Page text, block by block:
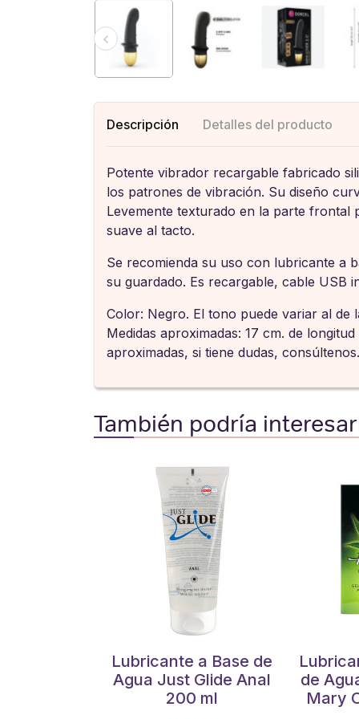
Descripción Detalles del producto
Potente vibrador recargable fabricado
los patrones de vibración. Su diseño
Levemente texturado en la parte frontal
suave al tacto.
Se recomienda su uso con lubricante a
su guardado. Es recargable, cable USB
Color: Negro. El tono puede variar al de
Medidas aproximadas: 17 cm. de
aproximadas, si tiene dudas, consúltenos.
También podría
Lubricante a Base de
Agua Just Glide Anal
200 ml
de
Mary